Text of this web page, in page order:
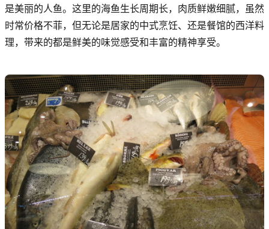
是美丽的人鱼。这里的海鱼生长周期长，肉质鲜嫩细腻，虽然
时常价格不菲，但无论是居家的中式烹饪、还是餐馆的西洋料
理，带来的都是鲜美的味觉感受和丰富的精神享受。